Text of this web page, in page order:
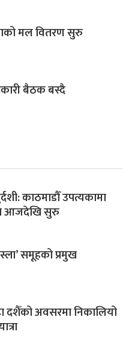
मल वितरण सुरु
बैठक बस्दै
काठमाडौँ उपत्यकामा
आजदेखि सुरु
समूहको प्रमुख
दशैँको अवसरमा निकालियो